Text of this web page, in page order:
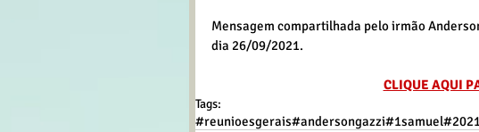
Mensagem compartilhada pelo irmão
dia 26/09/2021.
CLIQUE AQUI
Tags:
#reunioesgerais#andersongazzi#1samuel